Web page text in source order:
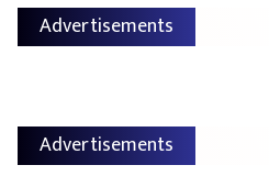
Advertisements
Advertisements